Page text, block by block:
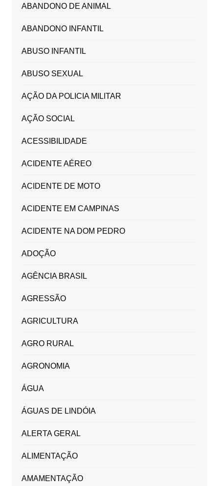
ABANDONO DE ANIMAL
ABANDONO INFANTIL
ABUSO INFANTIL
ABUSO SEXUAL
AÇÃO DA POLICIA MILITAR
AÇÃO SOCIAL
ACESSIBILIDADE
ACIDENTE AÉREO
ACIDENTE DE MOTO
ACIDENTE EM CAMPINAS
ACIDENTE NA DOM PEDRO
ADOÇÃO
AGÊNCIA BRASIL
AGRESSÃO
AGRICULTURA
AGRO RURAL
AGRONOMIA
ÁGUA
ÁGUAS DE LINDÓIA
ALERTA GERAL
ALIMENTAÇÃO
AMAMENTAÇÃO